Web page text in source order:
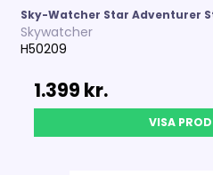
Sky-Watcher Star Adventurer
Skywatcher
H50209
1.399 kr.
VISA